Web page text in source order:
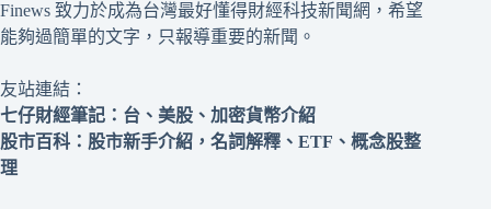
Finews 致力於成為台灣最好懂得財經科技新聞網，希望
能夠過簡單的文字，只報導重要的新聞。
友站連結：
七仔財經筆記 ：台、美股、加密貨幣介紹
股市百科 ：股市新手介紹，名詞解釋、ETF、概念股整
理